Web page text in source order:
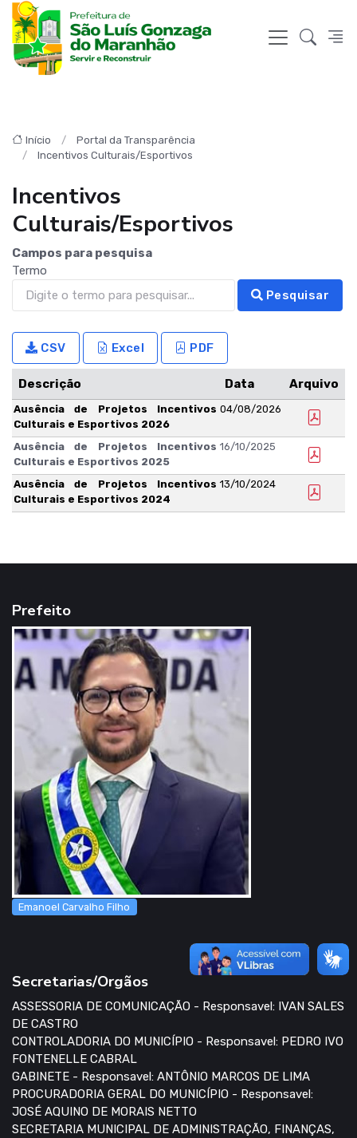
Início
Portal da Transparência
Incentivos Culturais/Esportivos
Incentivos
Culturais/Esportivos
Campos para pesquisa
Termo
Pesquisar
CSV Excel PDF
Descrição Data Arquivo
Ausência de Projetos Incentivos
Culturais e Esportivos 2026
04/08/2026
Ausência de Projetos Incentivos
Culturais e Esportivos 2025
16/10/2025
Ausência de Projetos Incentivos
Culturais e Esportivos 2024
13/10/2024
Prefeito
Emanoel Carvalho Filho
Secretarias/Orgãos
ASSESSORIA DE COMUNICAÇÃO - Responsavel: IVAN SALES
DE CASTRO
CONTROLADORIA DO MUNICÍPIO - Responsavel: PEDRO IVO
FONTENELLE CABRAL
GABINETE - Responsavel: ANTÔNIO MARCOS DE LIMA
PROCURADORIA GERAL DO MUNICÍPIO - Responsavel:
JOSÉ AQUINO DE MORAIS NETTO
SECRETARIA MUNICIPAL DE ADMINISTRAÇÃO, FINANÇAS,